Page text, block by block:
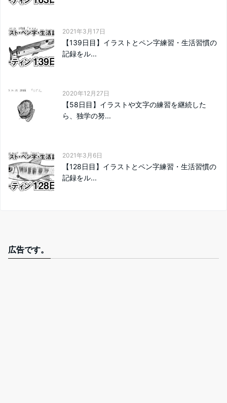
2021年3月17日
【139日目】イラストとペン字練習・生活習慣の
記録をル...
2020年12月27日
【58日目】イラストや文字の練習を継続した
ら、独学の努...
2021年3月6日
【128日目】イラストとペン字練習・生活習慣の
記録をル...
広告です。